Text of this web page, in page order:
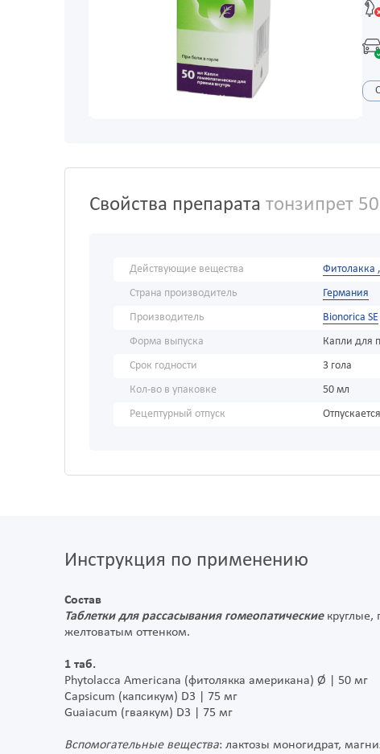
Свойства препарата тонзипрет
Действующие вещества Фитолакка ,
Страна производитель
Германия
Производитель
Bionorica SE
Форма выпуска
Капли для
Срок годности
3 гола
Кол-во в упаковке
50 мл
Рецептурный отпуск
Инструкция по применению
Состав
Таблетки для рассасывания гомеопатическиекруглые,
желтоватым оттенком.
1 таб.
Phytolacca Americana (фитолякка американа) Ø | 50 мг
Capsicum (капсикум) D3 | 75 мг
Guaiacum (гваякум) D3 | 75 мг
Вспомогательные вещества: лактозы моногидрат,